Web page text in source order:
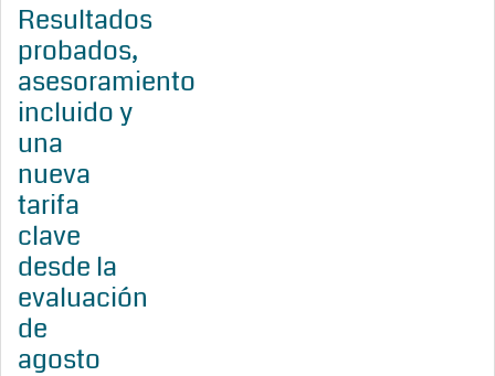
Resultados
probados,
asesoramiento
incluido y
una
nueva
tarifa
clave
desde la
evaluación
de
agosto